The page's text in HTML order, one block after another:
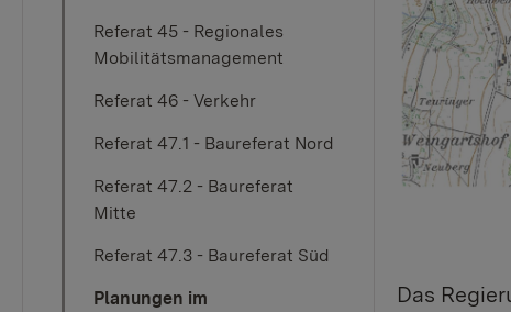
Referat 45 - Regionales
Mobilitätsmanagement
Referat 46 - Verkehr
Referat 47.1 - Baureferat Nord
Referat 47.2 - Baureferat
Mitte
Referat 47.3 - Baureferat Süd
Planungen im
Das